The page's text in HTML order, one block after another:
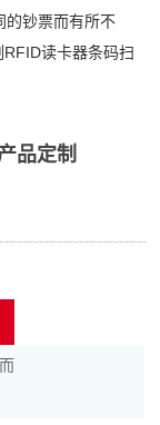
的钞票而有所不
读卡器条码扫
品定制